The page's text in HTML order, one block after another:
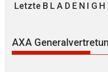
Letzte B L A D E N I G
AXA